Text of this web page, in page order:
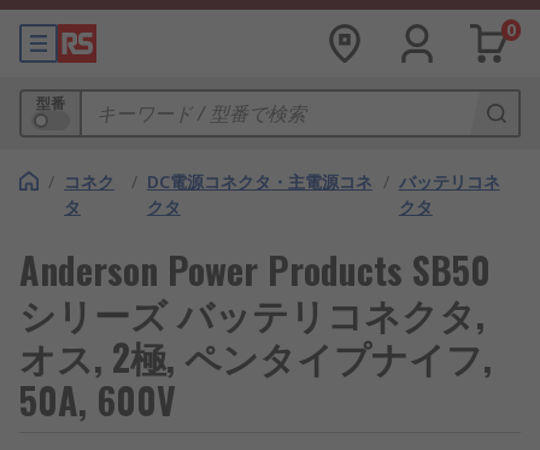
0
型番
/ コネク
タ
/ DC電源コネクタ・主電源コネ
クタ
/ バッテリコネ
クタ
Anderson Power Products SB50
シリーズ バッテリコネクタ,
オス, 2極, ペンタイプナイフ,
50A, 600V